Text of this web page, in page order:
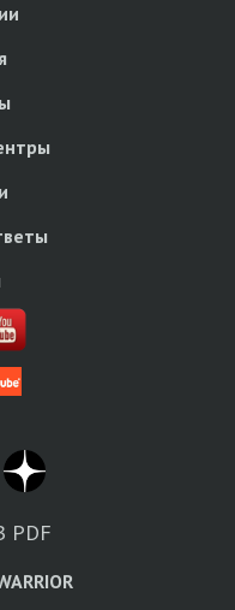
PDF